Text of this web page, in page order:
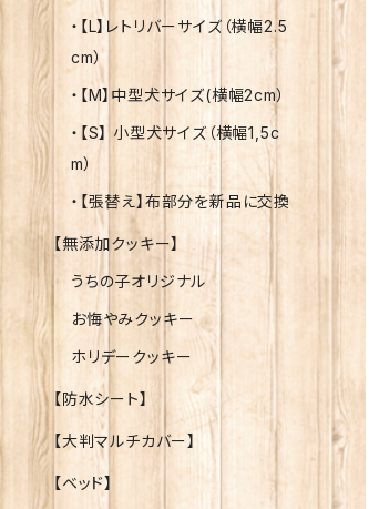
・【L】レトリバーサイズ（横幅2.5
cm）
・【M】中型犬サイズ(横幅2cm）
・【S】 小型犬サイズ（横幅1,5c
m）
・【張替え】布部分を新品に交換
【無添加クッキー】
うちの子オリジナル
お悔やみクッキー
ホリデークッキー
【防水シート】
【大判マルチカバー】
【ベッド】